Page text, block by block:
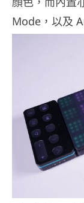
Mode，以及